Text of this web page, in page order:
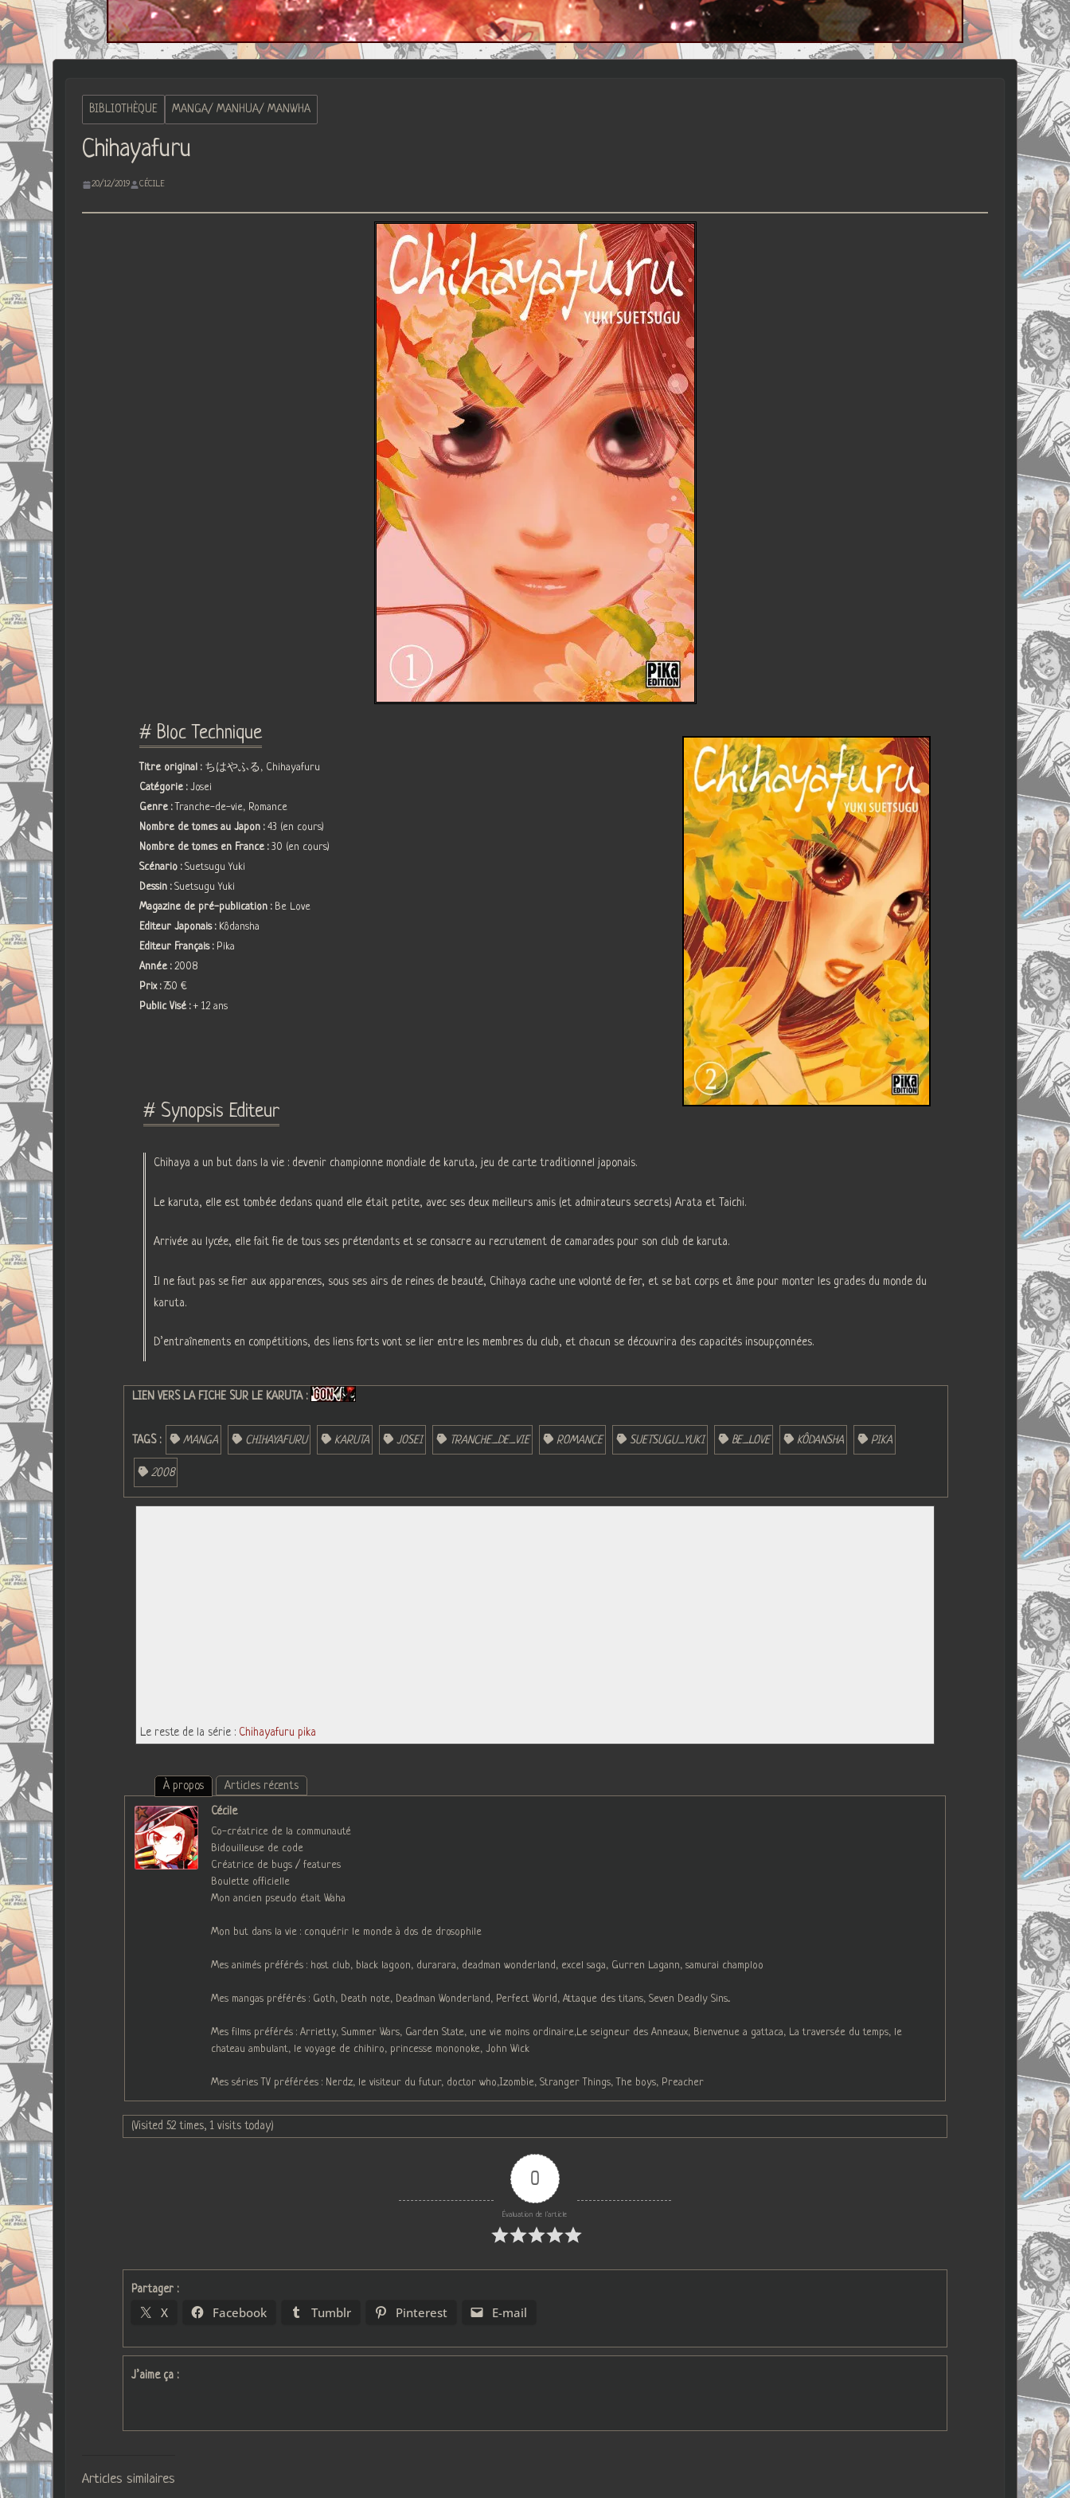
BIBLIOTHÈQUE MANGA/ MANHUA/ MANWHA
Chihayafuru
20/12/2019 CÉCILE
# Bloc Technique
Titre original : ちはやふる, Chihayafuru
Catégorie :Josei
Genre : Tranche-de-vie, Romance
Nombre de tomes au Japon :43 (en cours)
Nombre de tomes en France :30 (en cours)
Scénario :Suetsugu Yuki
Dessin :Suetsugu Yuki
Magazine de pré-publication : Be Love
Editeur Japonais : Kôdansha
Editeur Français : Pika
Année :2008
Prix :7.50 €
Public Visé :+ 12 ans
# Synopsis Editeur
Chihaya a un but dans la vie : devenir championne mondiale de karuta, jeu de carte traditionnel japonais.
Le karuta, elle est tombée dedans quand elle était petite, avec ses deux meilleurs amis (et admirateurs secrets) Arata et Taichi.
Arrivée au lycée, elle fait fie de tous ses prétendants et se consacre au recrutement de camarades pour son club de karuta.
Il ne faut pas se fier aux apparences, sous ses airs de reines de beauté, Chihaya cache une volonté de fer, et se bat corps et âme pour monter les grades du monde du
karuta.
D’entraînements en compétitions, des liens forts vont se lier entre les membres du club, et chacun se découvrira des capacités insoupçonnées.
LIEN VERS LA FICHE SUR LE KARUTA :
TAGS : MANGA CHIHAYAFURU KARUTA JOSEI TRANCHE_DE_VIE ROMANCE SUETSUGU_YUKI BE_LOVE KÔDANSHA PIKA
2008
Le reste de la série : Chihayafuru pika
À propos
Articles récents
Cécile
Co-créatrice de la communauté
Bidouilleuse de code
Créatrice de bugs / features
Boulette officielle
Mon ancien pseudo était Waha
Mon but dans la vie : conquérir le monde à dos de drosophile
Mes animés préférés : host club, black lagoon, durarara, deadman wonderland, excel saga, Gurren Lagann, samurai champloo
Mes mangas préférés : Goth, Death note, Deadman Wonderland, Perfect World, Attaque des titans, Seven Deadly Sins...
Mes films préférés : Arrietty, Summer Wars, Garden State, une vie moins ordinaire,Le seigneur des Anneaux, Bienvenue a gattaca, La traversée du temps, le
chateau ambulant, le voyage de chihiro, princesse mononoke, John Wick
Mes séries TV préférées : Nerdz, le visiteur du futur, doctor who,Izombie, Stranger Things, The boys, Preacher
(Visited 52 times, 1 visits today)
0
Évaluation de l'article
Partager :
X Facebook Tumblr Pinterest E-mail
J’aime ça :
Articles similaires